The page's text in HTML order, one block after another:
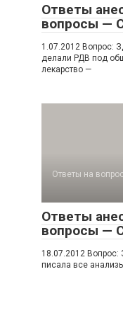
Ответы
вопросы —
1.07.2012 Вопрос:
делали РДВ под
лекарство —
Ответы на
Ответы
вопросы —
18.07.2012 Вопрос:
писала все